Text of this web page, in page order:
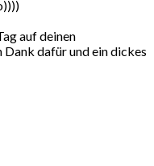
auf deinen
dafür und ein dickes